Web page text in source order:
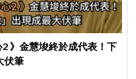
》金慧埈終於成代表！下
伏筆